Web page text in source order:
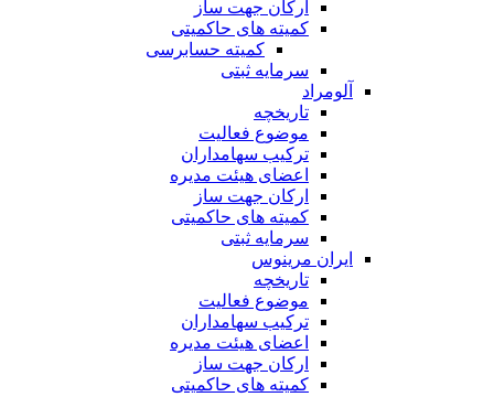
ارکان جهت ساز
کمیته های حاکمیتی
کمیته حسابرسی
سرمایه ثبتی
آلومراد
تاریخچه
موضوع فعالیت
ترکیب سهامداران
اعضای هیئت مدیره
ارکان جهت ساز
کمیته های حاکمیتی
سرمایه ثبتی
ایران مرینوس
تاریخچه
موضوع فعالیت
ترکیب سهامداران
اعضای هیئت مدیره
ارکان جهت ساز
کمیته های حاکمیتی